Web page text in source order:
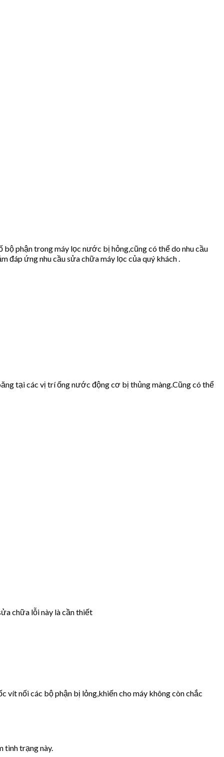
phận trong máy lọc nước bị hỏng,cũng có thể do nhu cầu
đáp ứng nhu cầu sửa chữa máy lọc của quý khách .
tại các vị trí ống nước động cơ bị thủng màng.Cũng có thể
chữa lỗi này là cần thiết
vít nối các bộ phận bị lỏng,khiến cho máy không còn chắc
tình trạng này.